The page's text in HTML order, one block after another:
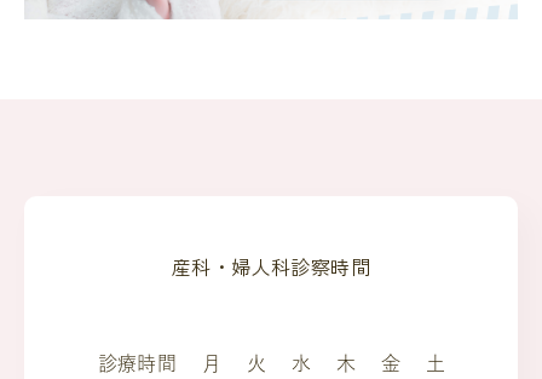
産科・婦人科診察時間
診療時間 月 火 水 木 金 土